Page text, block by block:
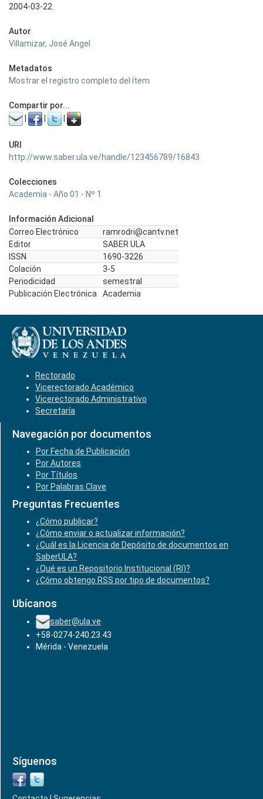
2004-03-22
Autor
Villamizar, José Angel
Metadatos
Mostrar el registro completo del ítem
Compartir por...
URI
http://www.saber.ula.ve/handle/123456789/16843
Colecciones
Academia - Año 01 - Nº 1
Información Adicional
Correo Electrónico
ramrodri@cantv.net
Editor
SABER ULA
ISSN
1690-3226
Colación
3-5
Periodicidad
semestral
Publicación Electrónica
Academia
Rectorado
Vicerectorado Académico
Vicerectorado Administrativo
Secretaría
Navegación por documentos
Por Fecha de Publicación
Por Autores
Por Títulos
Por Palabras Clave
Preguntas Frecuentes
¿Cómo publicar?
¿Cómo enviar o actualizar información?
¿Cuál es la Licencia de Depósito de documentos en
SaberULA?
¿Qué es un Repositorio Institucional (RI)?
¿Cómo obtengo RSS por tipo de documentos?
Ubícanos
saber@ula.ve
+58-0274-240.23.43
Mérida - Venezuela
Síguenos